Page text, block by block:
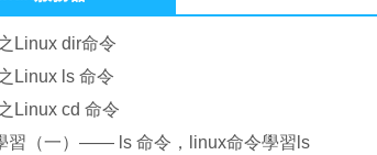
Linux dir命令
Linux ls 命令
Linux cd 命令
習（一）—— ls 命令，linux命令學習ls